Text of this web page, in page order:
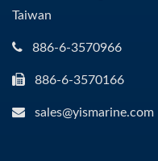
Taiwan
886-6-3570966
886-6-3570166
sales@yismarine.com